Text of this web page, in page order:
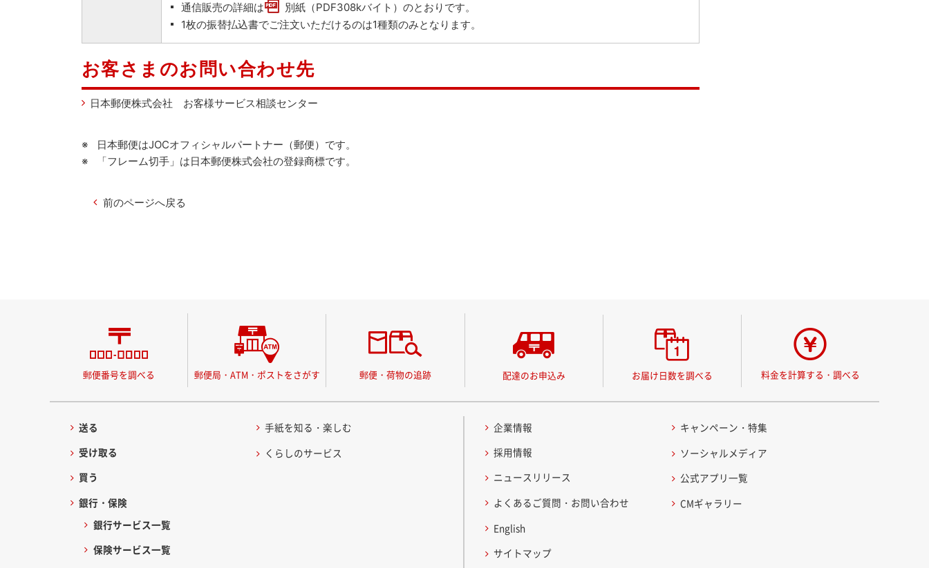
通信販売の詳細は
別紙（PDF308kバイト）のとおりです。
1枚の振替払込書でご注文いただけるのは1種類のみとなります。
お客さまのお問い合わせ先
日本郵便株式会社 お客様サービス相談センター
日本郵便はJOCオフィシャルパートナー（郵便）です。
「フレーム切手」は日本郵便株式会社の登録商標です。
前のページへ戻る
郵便番号を調べる 郵便局・ATM・ポストをさがす 郵便・荷物の追跡 配達のお申込み お届け日数を調べる 料金を計算する・調べる
送る
受け取る
買う
銀行・保険
銀行サービス一覧
保険サービス一覧
手紙を知る・楽しむ
くらしのサービス
企業情報
採用情報
ニュースリリース
よくあるご質問・お問い合わせ
English
サイトマップ
キャンペーン・特集
ソーシャルメディア
公式アプリ一覧
CMギャラリー